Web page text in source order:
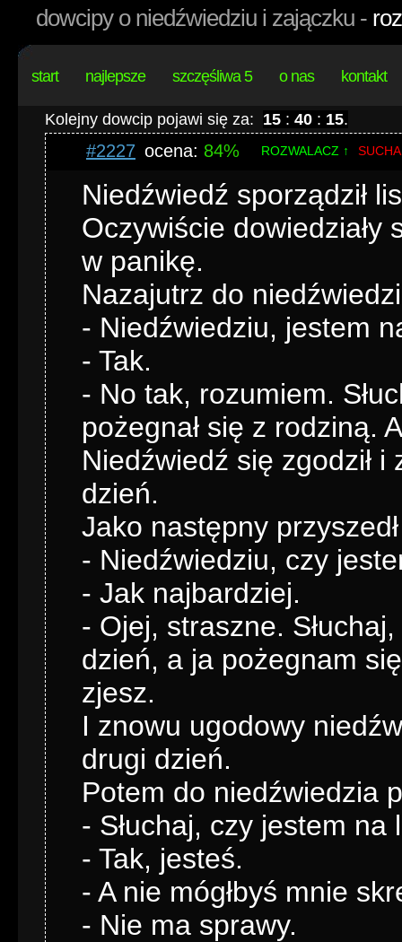
dowcipy o niedźwiedziu i zajączku -
start najlepsze szczęśliwa 5 o nas kontakt
Kolejny dowcip pojawi się za: 15 : 40 : 14.
#2227 ocena: 84% ROZWALACZ ↑
Niedźwiedź sporządził
Oczywiście dowiedziały
w panikę.
Nazajutrz do
- Niedźwiedziu, jestem
- Tak.
- No tak, rozumiem.
pożegnał się z rodziną.
Niedźwiedź się zgodził i
dzień.
Jako następny
- Niedźwiedziu, czy
- Jak najbardziej.
- Ojej, straszne.
dzień, a ja pożegnam
zjesz.
I znowu ugodowy
drugi dzień.
Potem do niedźwiedzia
- Słuchaj, czy jestem na
- Tak, jesteś.
- A nie mógłbyś mnie
- Nie ma sprawy.